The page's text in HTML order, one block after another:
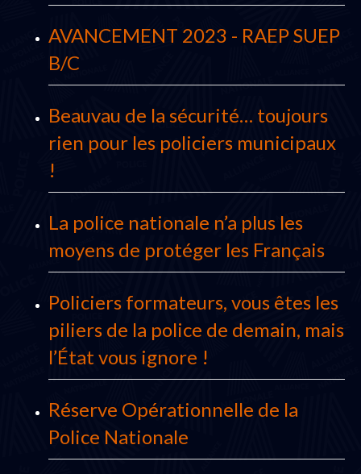
AVANCEMENT 2023 - RAEP SUEP
B/C
Beauvau de la sécurité… toujours
rien pour les policiers municipaux
!
La police nationale n’a plus les
moyens de protéger les Français
Policiers formateurs, vous êtes les
piliers de la police de demain, mais
l’État vous ignore !
Réserve Opérationnelle de la
Police Nationale